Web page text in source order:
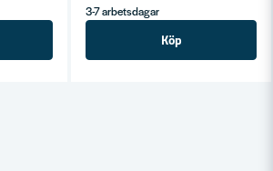
3-7 arbetsdagar
Köp